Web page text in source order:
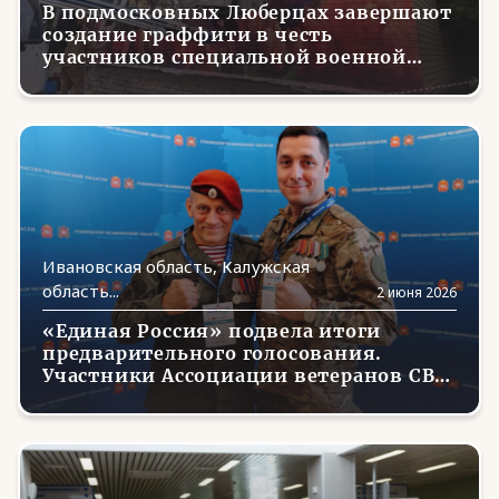
Саха /Якутия(11)
Сахалинская область(7)
(19)
Северная Осетия - Алания(24)
Смоленская область(6)
Ставропольский край(21)
Тамбовская область(21)
Татарстан(7)
Тверская область(8)
Томская область(5)
Тульская область (7)
В подмосковных Люберцах завершают
создание граффити в честь
участников специальной военной
операции
Ивановская область, Калужская
область...
2 июня 2026
«Единая Россия» подвела итоги
предварительного голосования.
Участники Ассоциации ветеранов СВО
- победители голосования.